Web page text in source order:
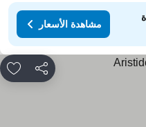
مشاهدة الأسعار
مشاركة